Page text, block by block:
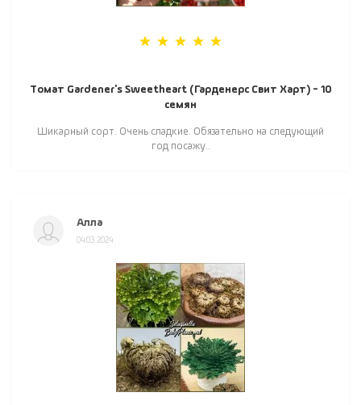
Томат Gardener's Sweetheart (Гарденерс Свит Харт) - 10
семян
Шикарный сорт. Очень сладкие. Обязательно на следующий
год посажу..
Алла
04.03.2024